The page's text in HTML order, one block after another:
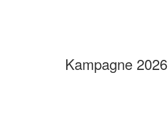
Kampagne 2026